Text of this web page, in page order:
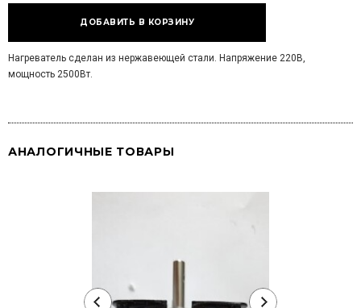
Нагреватель сделан из нержавеющей стали. Напряжение 220В,
мощность 2500Вт.
АНАЛОГИЧНЫЕ ТОВАРЫ